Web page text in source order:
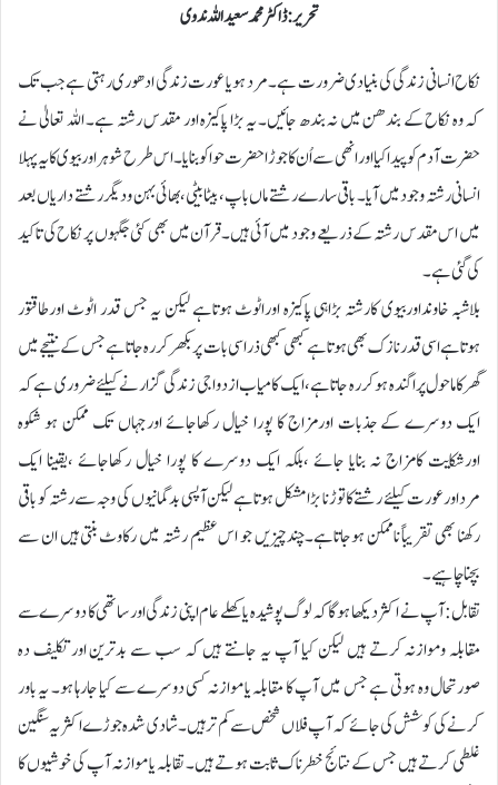
تحریر:ڈاکٹر محمد سعید اللہ ندوی
نکاح انسانی زندگی کی بنیادی ضرورت ہے۔ مرد ہو یا عورت زندگی ادھوری رہتی ہے جب تک
کہ وہ نکاح کے بندھن میں نہ بندھ جائیں۔ یہ بڑا پاکیزہ اور مقدس رشتہ ہے۔ اللہ تعالیٰ نے
حضرت آدم کو پیداکیا اور انھی سے اُن کا جوڑا حضرت حوا کو بنایا۔ اس طرح شوہر اور بیوی کا یہ پہلا
انسانی رشتہ وجود میں آیا۔ باقی سارے رشتے ماں باپ، بیٹابیٹی، بھائی بہن و دیگر رشتے داریاں بعد
میں اس مقدس رشتہ کے ذریعے وجود میں آئی ہیں۔قرآن میں بھی کئی جگہوں پر نکاح کی تاکید
کی گئی ہے۔
بلاشبہ خاونداوربیوی کارشتہ بڑاہی پاکیزہ اوراٹوٹ ہوتاہے لیکن یہ جس قدر اٹوٹ اورطاقتور
ہوتاہے اسی قدر نازک بھی ہوتاہے کبھی کبھی ذراسی بات پر بکھر کر رہ جاتاہے جس کے نتیجے میں
گھرکاماحول پراگندہ ہوکر رہ جاتاہے ،ایک کامیاب ازدواجی زندگی گزارنے کیلئے ضروری ہے کہ
ایک دوسرے کے جذبات اورمزاج کا پورا خیال رکھاجائے اورجہاں تک ممکن ہو شکوہ
اورشکایت کامزاج نہ بنایا جائے ،بلکہ ایک دوسرے کا پورا خیال رکھاجائے ،یقینا ایک
مرداورعورت کیلئے رشتے کاتوڑنا بڑامشکل ہوتاہے لیکن آپسی بدگمانیوں کی وجہ سے رشتہ کو باقی
رکھنا بھی تقریباً ناممکن ہوجاتاہے۔چندچیزیں جو اس عظیم رشتہ میں رکاوٹ بنتی ہیں ان سے
بچناچاہیے۔
تقابل:آپ نے اکثر دیکھا ہوگا کہ لوگ پوشیدہ یا کھلے عام اپنی زندگی اور ساتھی کا دوسرے سے
مقابلہ وموازنہ کرتے ہیں لیکن کیا آپ یہ جانتے ہیں کہ سب سے بدترین اور تکلیف دہ
صورتحال وہ ہوتی ہے جس میں آپ کا مقابلہ یا موازنہ کسی دوسرے سے کیا جارہا ہو۔ یہ باور
کرنے کی کوشش کی جائے کہ آپ فلاں شخص سے کم تر ہیں۔ شادی شدہ جوڑے اکثر یہ سنگین
غلطی کرتے ہیں جس کے نتائج خطرناک ثابت ہوتے ہیں۔ تقابلہ یا موازنہ آپ کی خوشیوں کا